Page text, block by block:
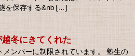
を保存する&nb […]
冬にきてくれた
メンバーに制限されています。 塾生の